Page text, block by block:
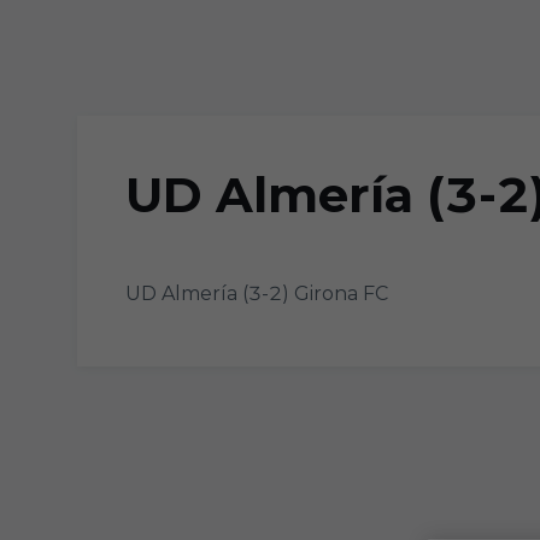
UD Almería (3-
UD Almería (3-2) Girona FC